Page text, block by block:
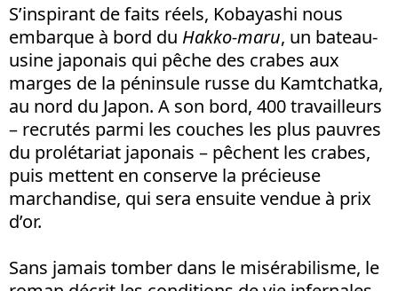
S’inspirant de faits réels, Kobayashi nous
embarque à bord du Hakko-maru, un bateau-
usine japonais qui pêche des crabes aux
marges de la péninsule russe du Kamtchatka,
au nord du Japon. A son bord, 400 travailleurs
– recrutés parmi les couches les plus pauvres
du prolétariat japonais – pêchent les crabes,
puis mettent en conserve la précieuse
marchandise, qui sera ensuite vendue à prix
d’or.
Sans jamais tomber dans le misérabilisme, le